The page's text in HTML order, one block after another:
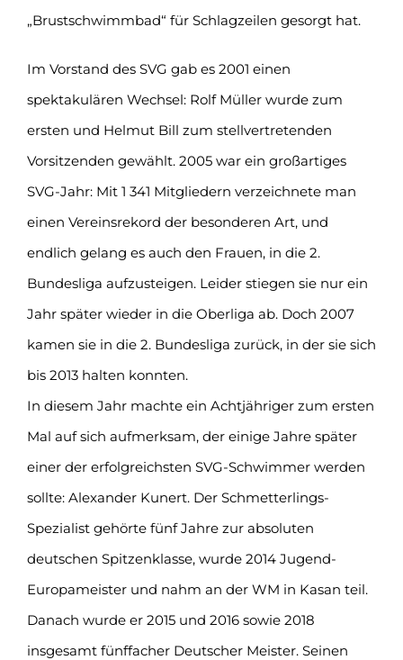
„Brustschwimmbad“ für Schlagzeilen gesorgt hat.
Im Vorstand des SVG gab es 2001 einen
spektakulären Wechsel: Rolf Müller wurde zum
ersten und Helmut Bill zum stellvertretenden
Vorsitzenden gewählt. 2005 war ein großartiges
SVG-Jahr: Mit 1 341 Mitgliedern verzeichnete man
einen Vereinsrekord der besonderen Art, und
endlich gelang es auch den Frauen, in die 2.
Bundesliga aufzusteigen. Leider stiegen sie nur ein
Jahr später wieder in die Oberliga ab. Doch 2007
kamen sie in die 2. Bundesliga zurück, in der sie sich
bis 2013 halten konnten.
In diesem Jahr machte ein Achtjähriger zum ersten
Mal auf sich aufmerksam, der einige Jahre später
einer der erfolgreichsten SVG-Schwimmer werden
sollte: Alexander Kunert. Der Schmetterlings-
Spezialist gehörte fünf Jahre zur absoluten
deutschen Spitzenklasse, wurde 2014 Jugend-
Europameister und nahm an der WM in Kasan teil.
Danach wurde er 2015 und 2016 sowie 2018
insgesamt fünffacher Deutscher Meister. Seinen